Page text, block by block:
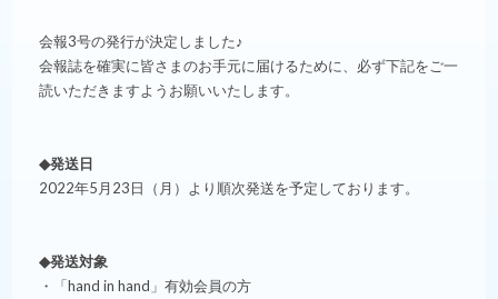
会報3号の発行が決定しました♪
会報誌を確実に皆さまのお手元に届けるために、必ず下記をご一
読いただきますようお願いいたします。
◆発送日
2022年5月23日（月）より順次発送を予定しております。
◆発送対象
・「hand in hand」有効会員の方